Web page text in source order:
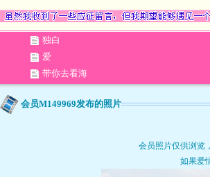
独白
爱
带你去看海
会员M149969发布的照片
会员照片仅供浏览
如果爱